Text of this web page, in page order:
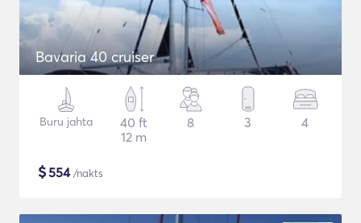
Bavaria 40 cruiser
Buru jahta
40 ft
12 m
8 3 4
$554/nakts